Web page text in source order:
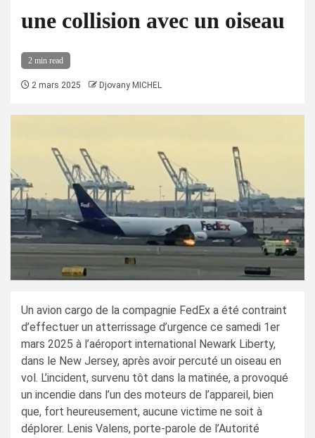
une collision avec un oiseau
2 min read
2 mars 2025 Djovany MICHEL
Un avion cargo de la compagnie FedEx a été contraint
d’effectuer un atterrissage d’urgence ce samedi 1er
mars 2025 à l’aéroport international Newark Liberty,
dans le New Jersey, après avoir percuté un oiseau en
vol. L’incident, survenu tôt dans la matinée, a provoqué
un incendie dans l’un des moteurs de l’appareil, bien
que, fort heureusement, aucune victime ne soit à
déplorer. Lenis Valens, porte-parole de l’Autorité